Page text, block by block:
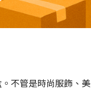
不管是時尚服飾、美